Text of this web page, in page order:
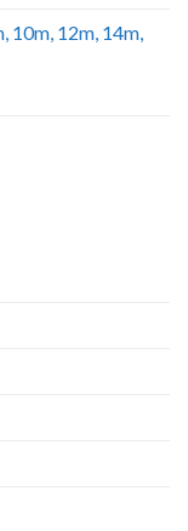
10m, 12m, 14m,